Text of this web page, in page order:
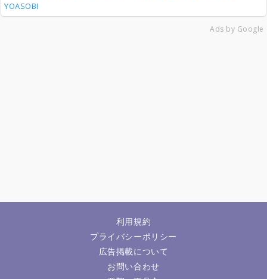
YOASOBI
Ads by Google
利用規約
プライバシーポリシー
広告掲載について
お問い合わせ